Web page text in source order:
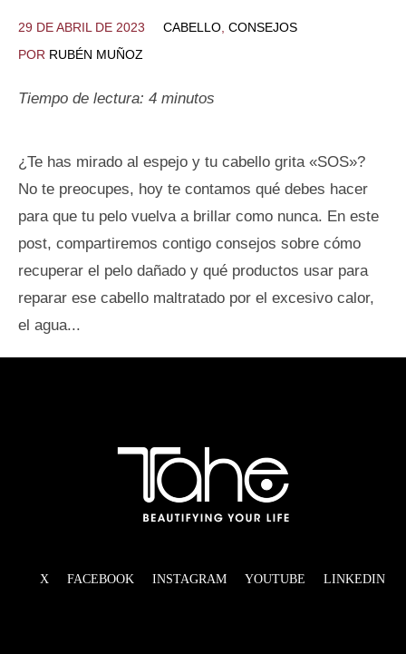
29 DE ABRIL DE 2023 CABELLO, CONSEJOS
POR RUBÉN MUÑOZ
Tiempo de lectura: 4 minutos
¿Te has mirado al espejo y tu cabello grita «SOS»?
No te preocupes, hoy te contamos qué debes hacer
para que tu pelo vuelva a brillar como nunca. En este
post, compartiremos contigo consejos sobre cómo
recuperar el pelo dañado y qué productos usar para
reparar ese cabello maltratado por el excesivo calor,
el agua...
X FACEBOOK INSTAGRAM YOUTUBE LINKEDIN